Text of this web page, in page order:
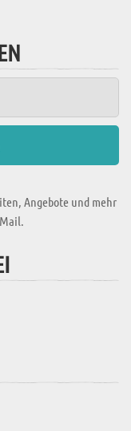
Angebote und mehr